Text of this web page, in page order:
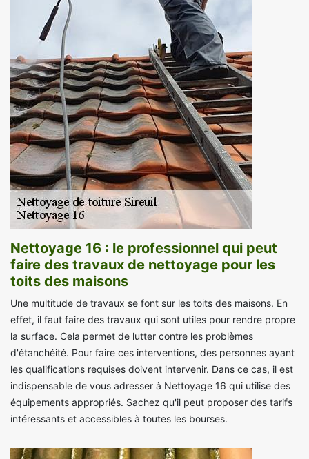
Nettoyage 16 : le professionnel qui peut
faire des travaux de nettoyage pour les
toits des maisons
Une multitude de travaux se font sur les toits des maisons. En
effet, il faut faire des travaux qui sont utiles pour rendre propre
la surface. Cela permet de lutter contre les problèmes
d'étanchéité. Pour faire ces interventions, des personnes ayant
les qualifications requises doivent intervenir. Dans ce cas, il est
indispensable de vous adresser à Nettoyage 16 qui utilise des
équipements appropriés. Sachez qu'il peut proposer des tarifs
intéressants et accessibles à toutes les bourses.